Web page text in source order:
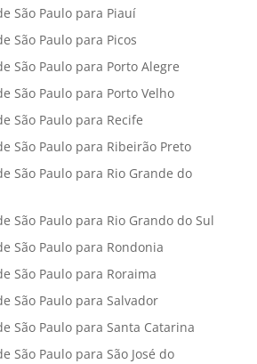
São Paulo para Piauí
São Paulo para Picos
São Paulo para Porto Alegre
São Paulo para Porto Velho
São Paulo para Recife
São Paulo para Ribeirão Preto
São Paulo para Rio Grande do
São Paulo para Rio Grando do Sul
São Paulo para Rondonia
São Paulo para Roraima
São Paulo para Salvador
São Paulo para Santa Catarina
São Paulo para São José do